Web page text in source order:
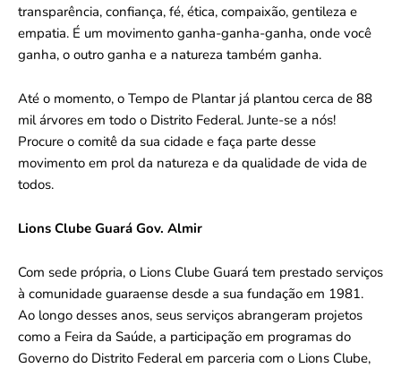
transparência, confiança, fé, ética, compaixão, gentileza e
empatia. É um movimento ganha-ganha-ganha, onde você
ganha, o outro ganha e a natureza também ganha.
Até o momento, o Tempo de Plantar já plantou cerca de 88
mil árvores em todo o Distrito Federal. Junte-se a nós!
Procure o comitê da sua cidade e faça parte desse
movimento em prol da natureza e da qualidade de vida de
todos.
Lions Clube Guará Gov. Almir
Com sede própria, o Lions Clube Guará tem prestado serviços
à comunidade guaraense desde a sua fundação em 1981.
Ao longo desses anos, seus serviços abrangeram projetos
como a Feira da Saúde, a participação em programas do
Governo do Distrito Federal em parceria com o Lions Clube,